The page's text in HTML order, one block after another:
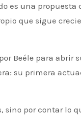
es una propuesta
que sigue
Beéle para abrir
su primera
por contar lo